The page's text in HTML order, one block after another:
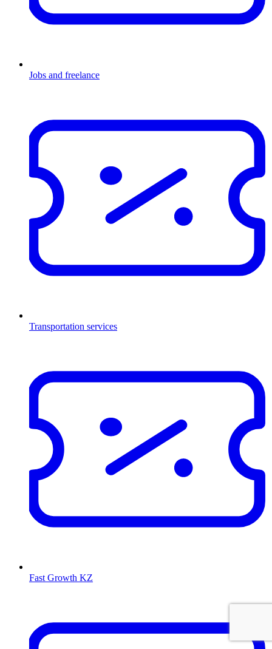
Jobs and freelance
Transportation services
Fast Growth KZ